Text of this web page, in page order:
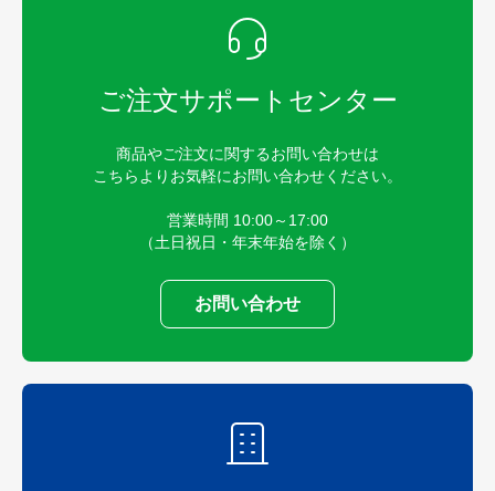
ご注文サポートセンター
商品やご注文に関するお問い合わせは
こちらよりお気軽にお問い合わせください。
営業時間 10:00～17:00
（土日祝日・年末年始を除く）
お問い合わせ